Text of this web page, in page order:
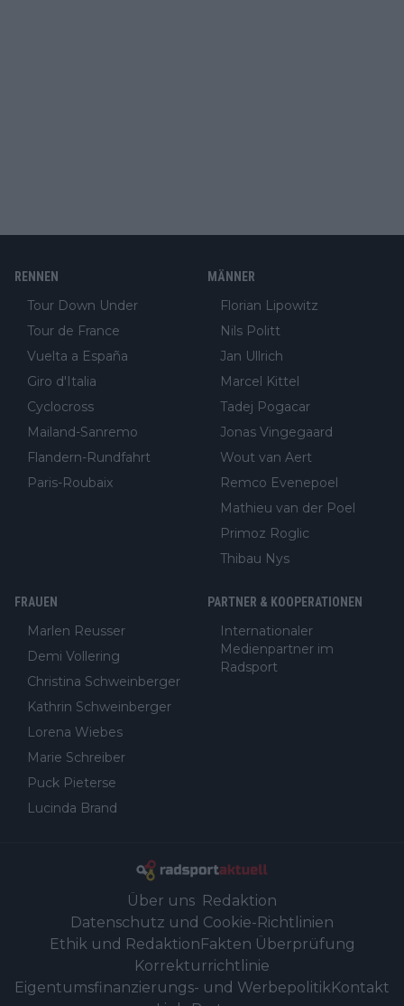
RENNEN
Tour Down Under
Tour de France
Vuelta a España
Giro d'Italia
Cyclocross
Mailand-Sanremo
Flandern-Rundfahrt
Paris-Roubaix
MÄNNER
Florian Lipowitz
Nils Politt
Jan Ullrich
Marcel Kittel
Tadej Pogacar
Jonas Vingegaard
Wout van Aert
Remco Evenepoel
Mathieu van der Poel
Primoz Roglic
Thibau Nys
FRAUEN
Marlen Reusser
Demi Vollering
Christina Schweinberger
Kathrin Schweinberger
Lorena Wiebes
Marie Schreiber
Puck Pieterse
Lucinda Brand
PARTNER & KOOPERATIONEN
Internationaler
Medienpartner im
Radsport
Über uns Redaktion
Datenschutz und Cookie-Richtlinien
Ethik und RedaktionFakten Überprüfung
Korrekturrichtlinie
Eigentumsfinanzierungs- und WerbepolitikKontakt